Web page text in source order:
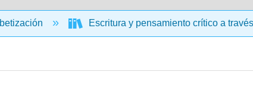
Escritura y pensamiento crítico a